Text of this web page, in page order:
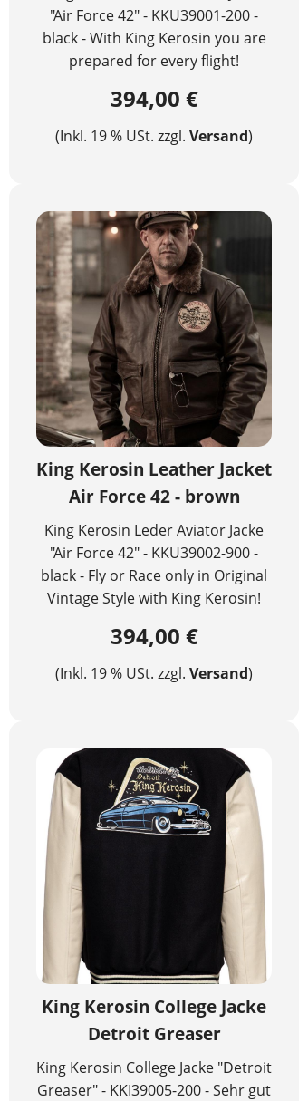
"Air Force 42" - KKU39001-200 -
black - With King Kerosin you are
prepared for every flight!
394,00 €
(Inkl. 19 % USt. zzgl. Versand)
King Kerosin Leather Jacket
Air Force 42 - brown
King Kerosin Leder Aviator Jacke
"Air Force 42" - KKU39002-900 -
black - Fly or Race only in Original
Vintage Style with King Kerosin!
394,00 €
(Inkl. 19 % USt. zzgl. Versand)
King Kerosin College Jacke
Detroit Greaser
King Kerosin College Jacke "Detroit
Greaser" - KKI39005-200 - Sehr gut